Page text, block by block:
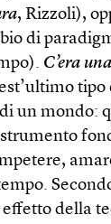
, Rizzoli),
di
C’era
un mondo:
della